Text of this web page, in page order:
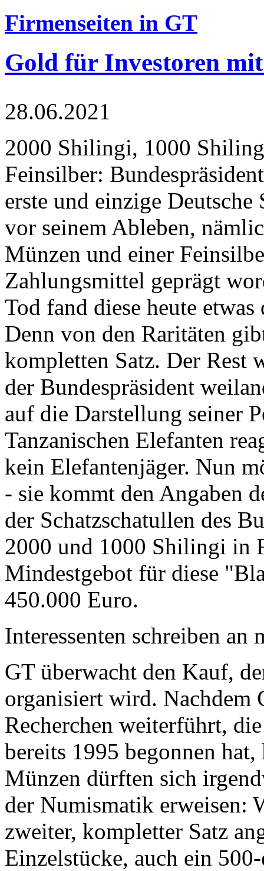
Firmenseiten in GT
Gold für Investoren
28.06.2021
2000 Shilingi, 1000
Feinsilber:
erste und einzige Deutsche
vor seinem Ableben,
Münzen und einer
Zahlungsmittel geprägt
Tod fand diese heute
Denn von den Raritäten
kompletten Satz. Der Rest
der Bundespräsident
auf die Darstellung seiner
Tanzanischen Elefanten
kein Elefantenjäger. Nun
- sie kommt den Angaben
der Schatzschatullen des
2000 und 1000 Shilingi in
Mindestgebot für diese
450.000 Euro.
Interessenten schreiben
GT überwacht den Kauf,
organisiert wird. Nachdem
Recherchen weiterführt,
bereits 1995 begonnen
Münzen dürften sich
der Numismatik erweisen:
zweiter, kompletter Satz
Einzelstücke, auch ein